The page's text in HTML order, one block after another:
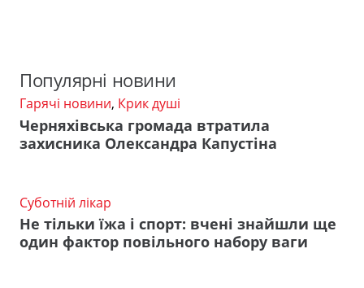
Популярні новини
Гарячі новини, Крик душі
Черняхівська громада втратила
захисника Олександра Капустіна
Суботній лікар
Не тільки їжа і спорт: вчені знайшли ще
один фактор повільного набору ваги